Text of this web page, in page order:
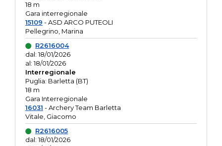
18 m
Gara interregionale
15109 - ASD ARCO PUTEOLI
Pellegrino, Marina
R2616004
dal: 18/01/2026
al: 18/01/2026
Interregionale
Puglia: Barletta (BT)
18 m
Gara Interregionale
16031 - Archery Team Barletta
Vitale, Giacomo
R2616005
dal: 18/01/2026